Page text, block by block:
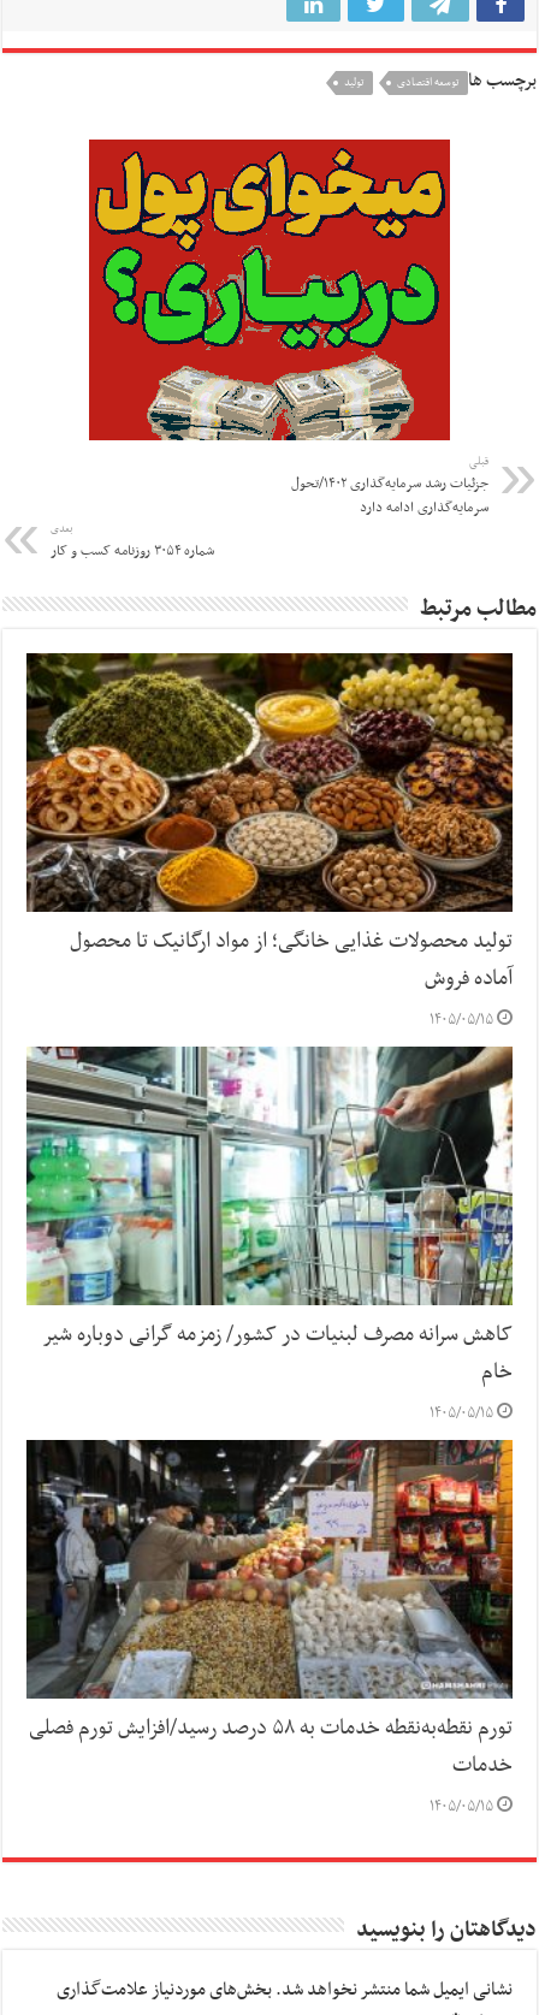
برچسب ها توسعه اقتصادی تولید
قبلی
جزئیات رشد سرمایه‌گذاری ۱۴۰۲/تحول
سرمایه‌گذاری ادامه دارد
بعدی
شماره ۳۰۵۴ روزنامه کسب و کار
مطالب مرتبط
تولید محصولات غذایی خانگی؛ از مواد ارگانیک تا محصول
آماده فروش
۱۴۰۵/۰۵/۱۵
کاهش سرانه مصرف لبنیات در کشور/ زمزمه گرانی دوباره شیر
خام
۱۴۰۵/۰۵/۱۵
تورم نقطه‌به‌نقطه خدمات به ۵۸ درصد رسید/افزایش تورم فصلی
خدمات
۱۴۰۵/۰۵/۱۵
دیدگاهتان را بنویسید
نشانی ایمیل شما منتشر نخواهد شد.بخش‌های موردنیاز علامت‌گذاری